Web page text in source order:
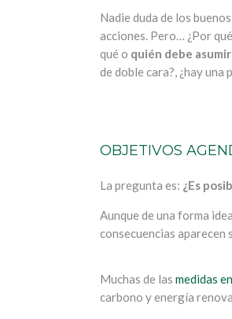
Nadie duda de los
acciones. Pero… ¿Por
qué o quién debe
de doble cara?, ¿hay
OBJETIVOS
La pregunta es: ¿Es
Aunque de una forma
consecuencias aparecen
Muchas de las medidas
carbono y energía